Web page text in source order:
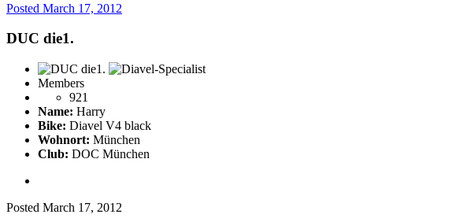
Posted March 17, 2012
DUC die1.
Members
921
Name: Harry
Bike: Diavel V4 black
Wohnort: München
Club: DOC München
Posted March 17, 2012